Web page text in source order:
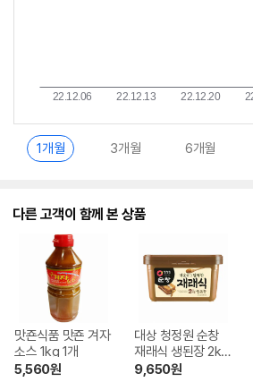
1개월 3개월 6개월
다른 고객이 함께 본 상품
맛죤식품 맛죤 겨자
소스 1kg 1개
5,560원
대상 청정원 순창
재래식 생된장 2kg
1개
9,650원